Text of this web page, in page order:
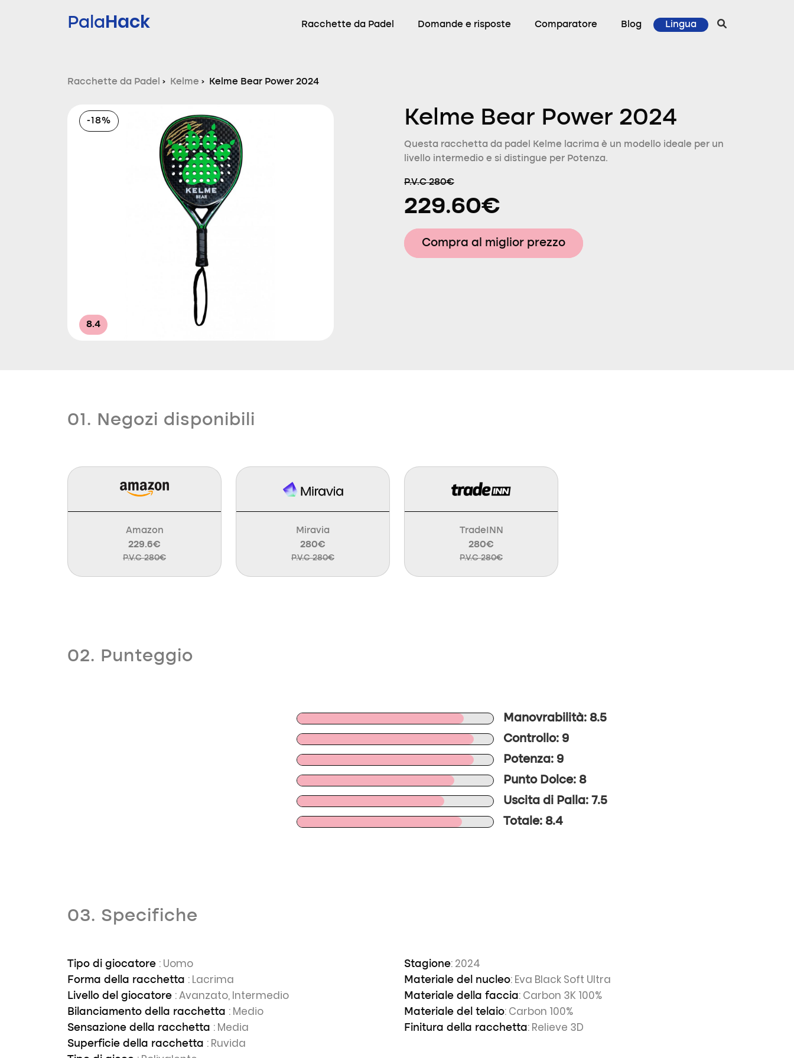
PalaHack Racchette da Padel Domande e risposte Comparatore Blog Lingua
Racchette da Padel › Kelme › Kelme Bear Power 2024
-18%
8.4
Kelme Bear Power 2024
Questa racchetta da padel Kelme lacrima è un modello ideale per un
livello intermedio e si distingue per Potenza.
P.V.C 280€
229.60€
Compra al miglior prezzo
01. Negozi disponibili
Amazon
229.6€
P.V.C 280€
Miravia
280€
P.V.C 280€
TradeINN
280€
P.V.C 280€
02. Punteggio
Manovrabilità: 8.5
Controllo: 9
Potenza: 9
Punto Dolce: 8
Uscita di Palla: 7.5
Totale: 8.4
03. Specifiche
Tipo di giocatore : Uomo
Forma della racchetta : Lacrima
Livello del giocatore : Avanzato, Intermedio
Bilanciamento della racchetta : Medio
Sensazione della racchetta : Media
Superficie della racchetta : Ruvida
Stagione: 2024
Materiale del nucleo: Eva Black Soft Ultra
Materiale della faccia: Carbon 3K 100%
Materiale del telaio: Carbon 100%
Finitura della racchetta: Relieve 3D